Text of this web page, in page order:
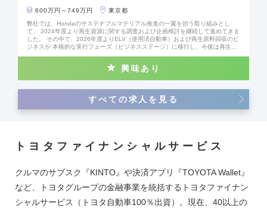
600万円～749万円
東京都
弊社では、Hondaのサステナブルマテリアル推進の一翼を担う取り組みとし
て、 2024年度より再生資源に関する調査および企画検討を継続して進めてきま
した。 その中で、2026年度よりELV（使用済自動車）および再生原料回収のビ
ジネスが 本格的な実行フェーズ（ビジネスステージ）に移行し、今後は再生原
ーをはじめとする 多様なステークホルダーとの関係性をさらに深化させていく
できるポジションです。 【業務内容】 再生資源の調達および販売に関わる営業
業務（循環型社会の実現を支える、社会的意義の高い業務です） ・再生原料の
す。 グローバル展開にも力を入れており、社員の約25％が海外駐在員として活
50％を上限としたリモートワーク制度を導入しているため柔軟な働き方が可能
です。
興味あり
すべての求人を見る
トヨタファイナンシャルサービス
クルマのサブスク『KINTO』や決済アプリ『TOYOTA Wallet』
など、トヨタグループの金融事業を統括するトヨタファイナン
シャルサービス（トヨタ自動車100％出資）。現在、40以上の